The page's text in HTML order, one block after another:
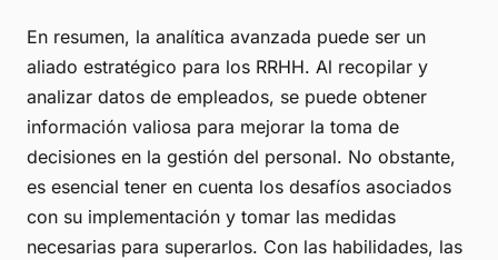
En resumen, la analítica avanzada puede ser un
aliado estratégico para los RRHH. Al recopilar y
analizar datos de empleados, se puede obtener
información valiosa para mejorar la toma de
decisiones en la gestión del personal. No obstante,
es esencial tener en cuenta los desafíos asociados
con su implementación y tomar las medidas
necesarias para superarlos. Con las habilidades, las